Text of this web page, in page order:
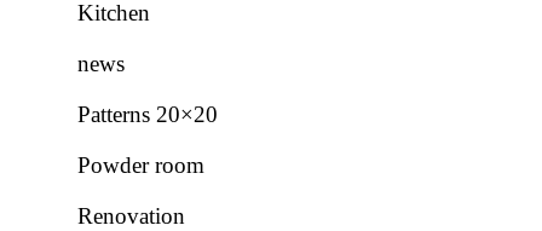
Kitchen
news
Patterns 20×20
Powder room
Renovation